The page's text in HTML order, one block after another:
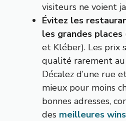
visiteurs ne voient
Évitez les
les grandes places
et Kléber). Les prix
qualité rarement au
Décalez d’une rue
mieux pour moins
bonnes adresses,
des meilleures